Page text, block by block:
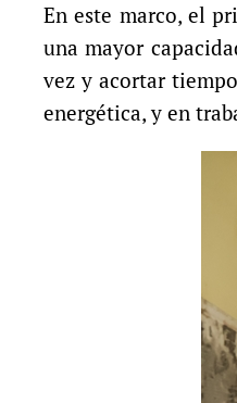
En este marco, el
una mayor
vez y acortar
energética, y en